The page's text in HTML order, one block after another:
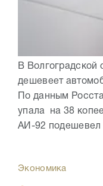
В Волгоградской
дешевеет
По данным
упала на 38
АИ-92 подешевел
Экономика